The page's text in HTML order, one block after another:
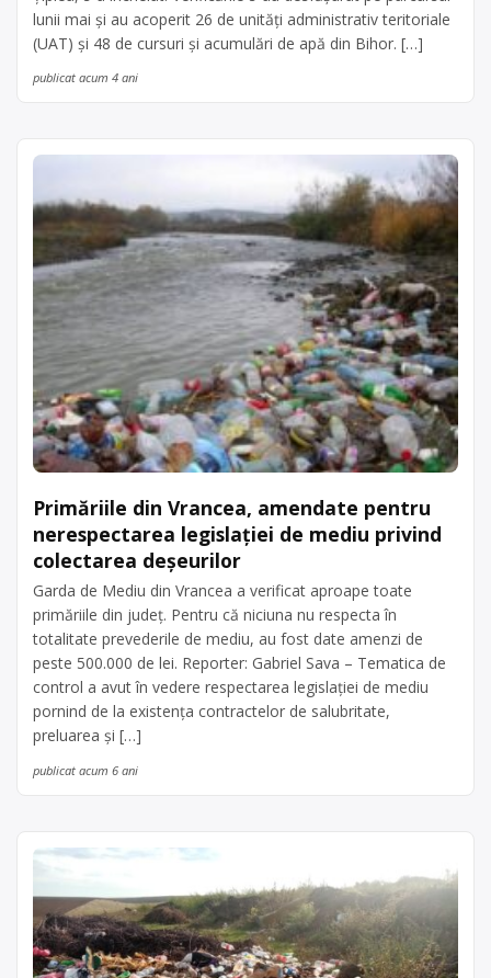
lunii mai și au acoperit 26 de unități administrativ teritoriale
(UAT) și 48 de cursuri și acumulări de apă din Bihor. […]
publicat acum 4 ani
Primăriile din Vrancea, amendate pentru
nerespectarea legislației de mediu privind
colectarea deșeurilor
Garda de Mediu din Vrancea a verificat aproape toate
primăriile din județ. Pentru că niciuna nu respecta în
totalitate prevederile de mediu, au fost date amenzi de
peste 500.000 de lei. Reporter: Gabriel Sava – Tematica de
control a avut în vedere respectarea legislației de mediu
pornind de la existența contractelor de salubritate,
preluarea și […]
publicat acum 6 ani